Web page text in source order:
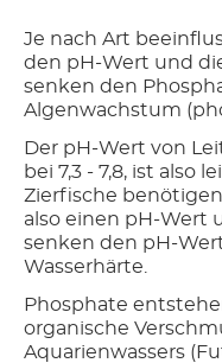
Je nach Art
den pH-Wert und
senken den
Algenwachstum
Der pH-Wert von
bei 7,3 - 7,8, ist also
Zierfische benötigen
also einen pH-Wert
senken den pH-
Wasserhärte.
Phosphate
organische
Aquarienwassers